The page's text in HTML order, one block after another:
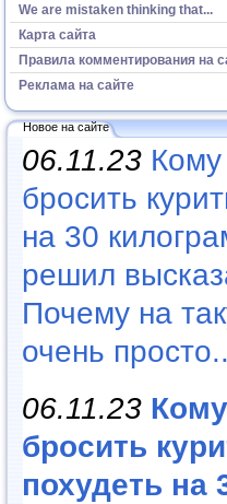
We are mistaken thinking that...
Карта сайта
Правила комментирования на
Реклама на сайте
Новое на сайте
06.11.23
бросить
на 30
решил
Почему на
очень
06.11.23
бросить
похудеть на